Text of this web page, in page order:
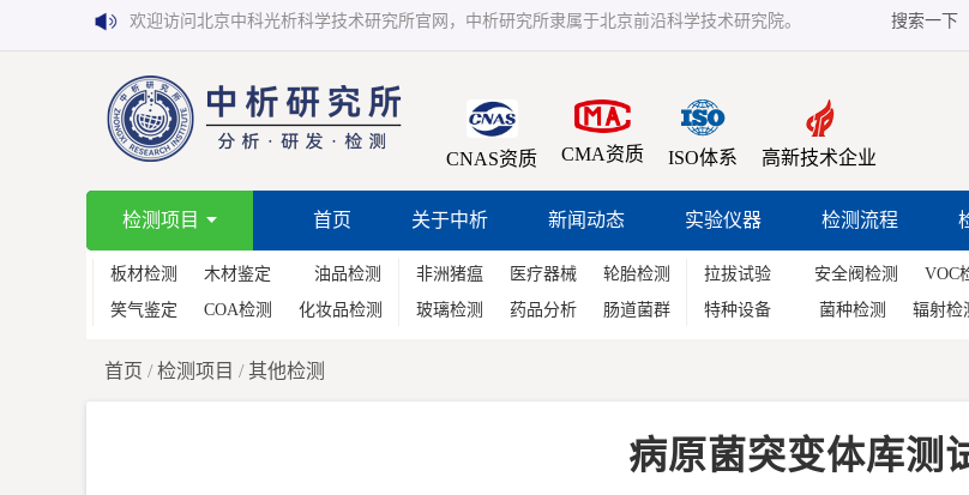
欢迎访问北京中科光析科学技术研究所官网，中析研究所隶属于北京前沿科学技术研究院。 搜索一下
CNAS资质 CMA资质 ISO体系 高新技术企业
检测项目 首页 关于中析 新闻动态 实验仪器 检测流程
板材检测 木材鉴定
油品检测
笑气鉴定
COA检测 化妆品检测
非洲猪瘟 医疗器械
轮胎检测
玻璃检测
药品分析 肠道菌群
拉拔试验 安全阀检测
VOC
特种设备
菌种检测 辐射检
首页 /检测项目 / 其他检测
病原菌突变体库测